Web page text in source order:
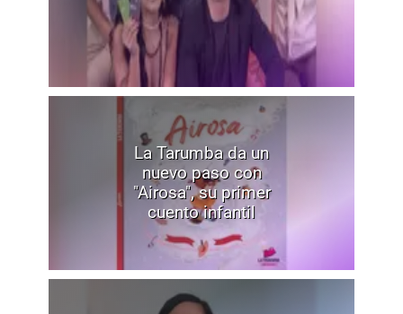
La Tarumba da un
nuevo paso con
"Airosa", su primer
cuento infantil